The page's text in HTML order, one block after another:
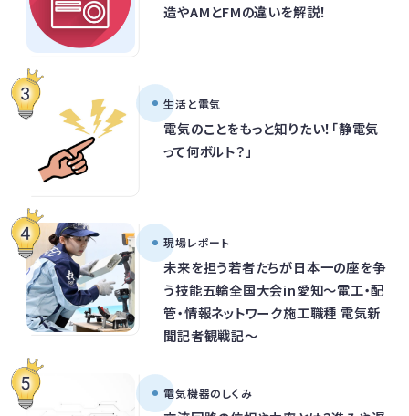
造やAMとFMの違いを解説！
生活と電気
電気のことをもっと知りたい！「静電気
って何ボルト？」
現場レポート
未来を担う若者たちが日本一の座を争
う技能五輪全国大会in愛知～電工・配
管・情報ネットワーク施工職種 電気新
聞記者観戦記～
電気機器のしくみ